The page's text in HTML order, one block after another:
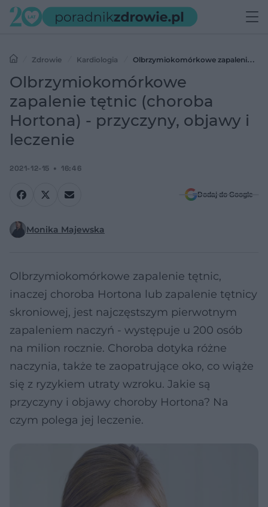
Zdrowie Kardiologia
Olbrzymiokomórkowe zapalenie
tętnic (choroba Hortona) - przyczyny, objawy i leczenie
Olbrzymiokomórkowe
zapalenie tętnic (choroba
Hortona) - przyczyny, objawy i
leczenie
2021-12-15 16:46
Dodaj do Google
Monika Majewska
Olbrzymiokomórkowe zapalenie tętnic,
inaczej choroba Hortona lub zapalenie tętnicy
skroniowej, jest najczęstszym pierwotnym
zapaleniem naczyń - występuje u 200 osób
na milion rocznie. Choroba dotyka różne
naczynia, także te zaopatrujące oko, co wiąże
się z ryzykiem utraty wzroku. Jakie są
przyczyny i objawy choroby Hortona? Na
czym polega jej leczenie.